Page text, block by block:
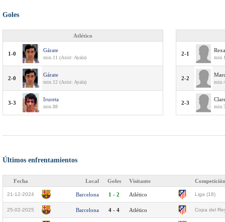
Goles
Atlético
1-0
Gárate
min.11 (Asist: Ayala)
2-0
Gárate
min.12 (Asist: Ayala)
3-3
Irureta
min.88
2-1
2-2
2-3
Últimos enfrentamientos
Fecha Local Goles Visitante Competición
21-12-2024 Barcelona 1 - 2 Atlético Liga (18)
25-02-2025 Barcelona 4 - 4 Atlético Copa del